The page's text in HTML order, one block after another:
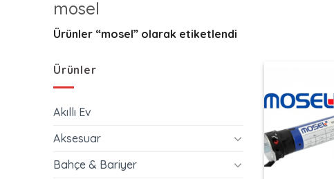
mosel
Ürünler “mosel” olarak etiketlendi
Ürünler
Akıllı Ev
Aksesuar
Bahçe & Bariyer
+